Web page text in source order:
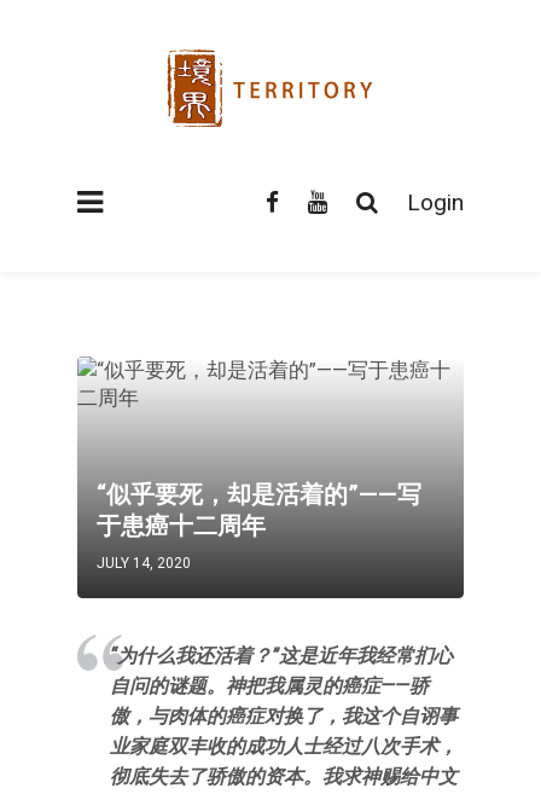
Login
“似乎要死，却是活着的”——写
于患癌十二周年
JULY 14, 2020
“为什么我还活着？”这是近年我经常扪心
自问的谜题。神把我属灵的癌症——骄
傲，与肉体的癌症对换了，我这个自诩事
业家庭双丰收的成功人士经过八次手术，
彻底失去了骄傲的资本。我求神赐给中文